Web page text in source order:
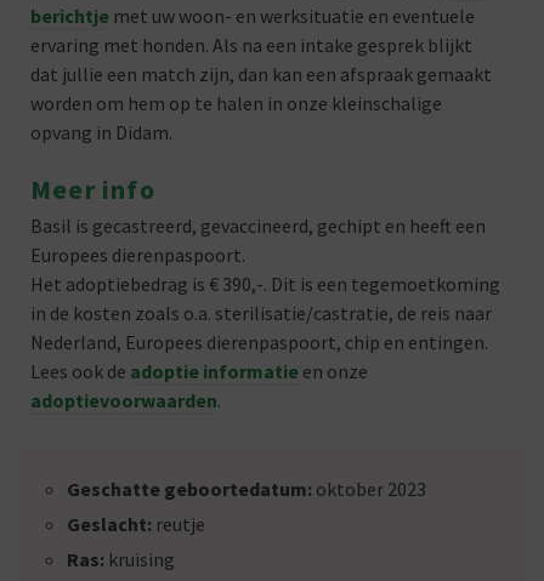
berichtje met uw woon- en werksituatie en eventuele
ervaring met honden. Als na een intake gesprek blijkt
dat jullie een match zijn, dan kan een afspraak gemaakt
worden om hem op te halen in onze kleinschalige
opvang in Didam.
Meer info
Basil is gecastreerd, gevaccineerd, gechipt en heeft een
Europees dierenpaspoort.
Het adoptiebedrag is € 390,-. Dit is een tegemoetkoming
in de kosten zoals o.a. sterilisatie/castratie, de reis naar
Nederland, Europees dierenpaspoort, chip en entingen.
Lees ook de adoptie informatie en onze
adoptievoorwaarden.
Geschatte geboortedatum: oktober 2023
Geslacht: reutje
Ras: kruising